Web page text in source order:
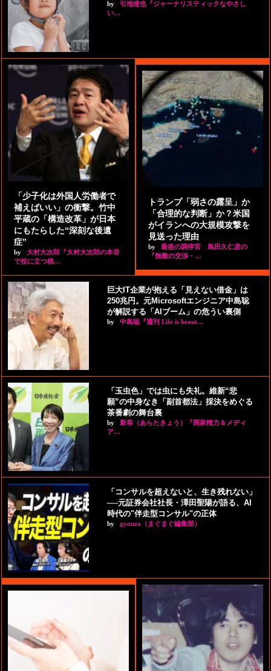
by
引地達也『ジャーナリスティックなやさし
い…
「少子化は外国人労働者で
補えばいい」の衝撃。竹中
平蔵の「構造改革」が日本
にもたらした“深刻な後遺
症”
by
大村大次郎『大村大次郎の本音
で役に立つ税…
トランプ「弱さの露呈」か
「合理的な判断」か？米国
がイランへの大規模攻撃を
見送った理由
by
最後の調停官 島田久仁彦の
『無敵の交渉・…
巨大IT企業が抱える「見えない借金」は
250兆円。元Microsoftエンジニア中島聡
が解説する「AIブーム」の危うい裏側
by 中島聡『週刊 Life is beaut…
「玉虫色」では虫にも失礼。維新“悲
願”の中身なき「副首都法」採決をめぐる
茶番劇の舞台裏
by
新恭（あらたきょう）『国家権力＆メディ
ア…
「コンサルを超えないと、生き残れない」
──元証券会社社長・澤田聖陽が語る、AI
時代の"伴走型コンサル"の正体
by gyouza（まぐまぐ編集部）